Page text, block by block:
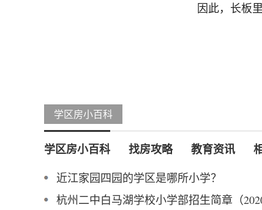
因此，长板
学区房小百科
学区房小百科 找房攻略 教育资讯
近江家园四园的学区是哪所小学？
杭州二中白马湖学校小学部招生简章（